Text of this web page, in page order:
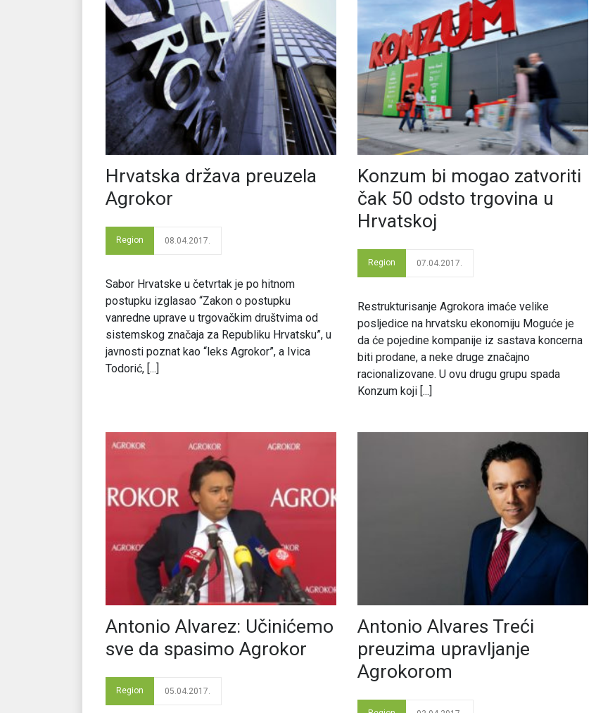
Hrvatska država preuzela
Agrokor
Region 08.04.2017.
Sabor Hrvatske u četvrtak je po hitnom
postupku izglasao “Zakon o postupku
vanredne uprave u trgovačkim društvima od
sistemskog značaja za Republiku Hrvatsku”, u
javnosti poznat kao “leks Agrokor”, a Ivica
Todorić, [...]
Konzum bi mogao zatvoriti
čak 50 odsto trgovina u
Hrvatskoj
Region 07.04.2017.
Restrukturisanje Agrokora imaće velike
posljedice na hrvatsku ekonomiju Moguće je
da će pojedine kompanije iz sastava koncerna
biti prodane, a neke druge značajno
racionalizovane. U ovu drugu grupu spada
Konzum koji [...]
Antonio Alvarez: Učinićemo
sve da spasimo Agrokor
Region 05.04.2017.
Antonio Alvares Treći
preuzima upravljanje
Agrokorom